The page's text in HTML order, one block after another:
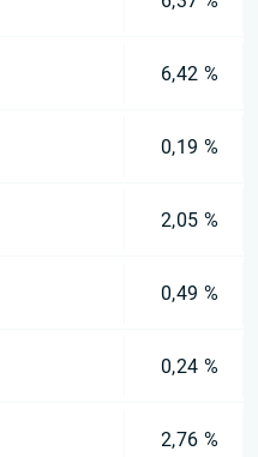
6,42 %
0,19 %
2,05 %
0,49 %
0,24 %
2,76 %